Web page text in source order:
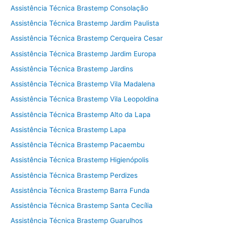
Assistência Técnica Brastemp Consolação
Assistência Técnica Brastemp Jardim Paulista
Assistência Técnica Brastemp Cerqueira Cesar
Assistência Técnica Brastemp Jardim Europa
Assistência Técnica Brastemp Jardins
Assistência Técnica Brastemp Vila Madalena
Assistência Técnica Brastemp Vila Leopoldina
Assistência Técnica Brastemp Alto da Lapa
Assistência Técnica Brastemp Lapa
Assistência Técnica Brastemp Pacaembu
Assistência Técnica Brastemp Higienópolis
Assistência Técnica Brastemp Perdizes
Assistência Técnica Brastemp Barra Funda
Assistência Técnica Brastemp Santa Cecília
Assistência Técnica Brastemp Guarulhos